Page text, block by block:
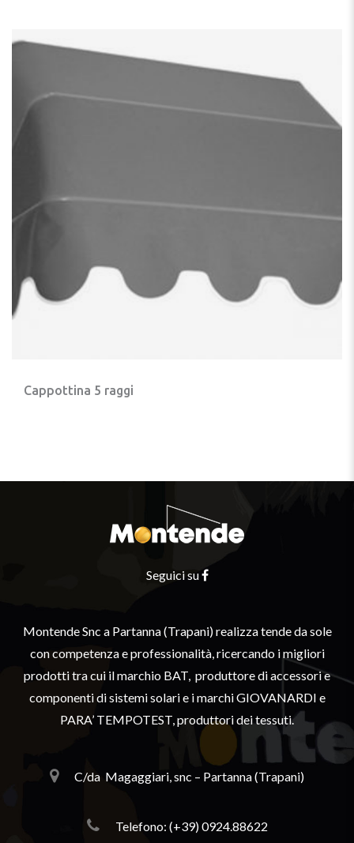
Cappottina 5 raggi
Seguici su
Montende Snc a Partanna (Trapani) realizza tende da sole
con competenza e professionalità, ricercando i migliori
prodotti tra cui il marchio BAT, produttore di accessori e
componenti di sistemi solari e i marchi GIOVANARDI e
PARA’ TEMPOTEST, produttori dei tessuti.
C/da Magaggiari, snc – Partanna (Trapani)
Telefono: (+39) 0924.88622